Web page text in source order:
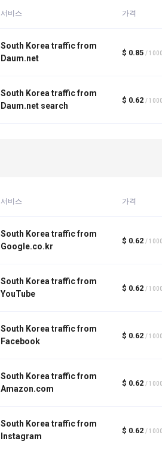
서비스 가격
South Korea traffic from
Daum.net
$ 0.85 / 1000
South Korea traffic from
Daum.net search
$ 0.62 / 1000
서비스 가격
South Korea traffic from
Google.co.kr
$ 0.62 / 1000
South Korea traffic from
YouTube
$ 0.62 / 1000
South Korea traffic from
Facebook
$ 0.62 / 1000
South Korea traffic from
Amazon.com
$ 0.62 / 1000
South Korea traffic from
Instagram
$ 0.62 / 1000